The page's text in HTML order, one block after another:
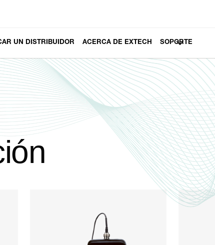
UN DISTRIBUIDOR ACERCA DE EXTECH SOPORTE